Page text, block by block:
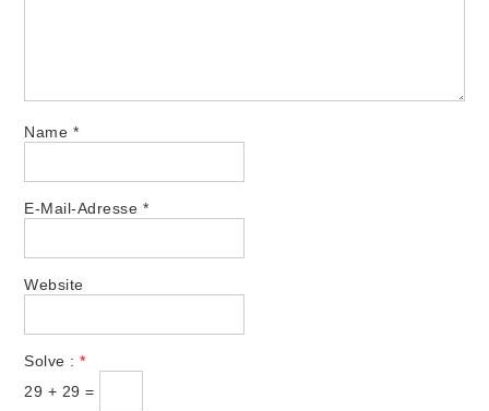
Name *
E-Mail-Adresse *
Website
Solve :*
29 + 29 =